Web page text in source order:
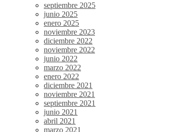
septiembre 2025
junio 2025
enero 2025
noviembre 2023
diciembre 2022
noviembre 2022
junio 2022
marzo 2022
enero 2022
diciembre 2021
noviembre 2021
septiembre 2021
junio 2021
abril 2021
marzo 2021